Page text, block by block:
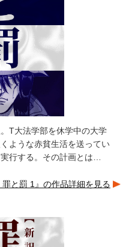
T大法学部を休学中の大学
ような赤貧生活を送ってい
行する。その計画とは…
罪と罰 1』の作品詳細を見る